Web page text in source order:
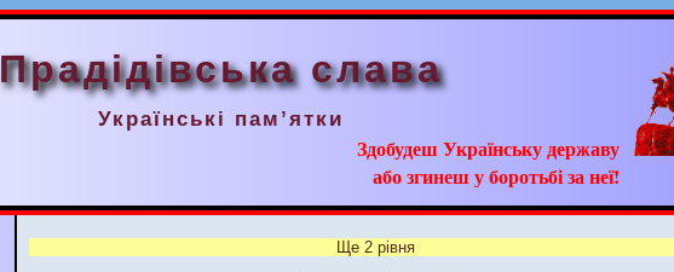
Прадідівська слава
Українські пам’ятки
Здобудеш Українську державу
або згинеш у боротьбі за неї!
Ще 2 рівня